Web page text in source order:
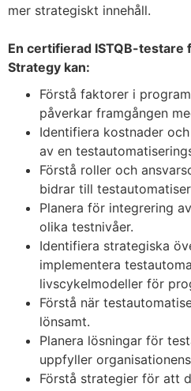
mer strategiskt innehåll.
En certifierad ISTQB-testare
Strategy kan:
Förstå faktorer i
påverkar framgången
Identifiera kostnader
av en
Förstå roller och
bidrar till
Planera för integrering
olika testnivåer.
Identifiera strategiska
implementera
livscykelmodeller för
Förstå när
lönsamt.
Planera lösningar för
uppfyller
Förstå strategier för att